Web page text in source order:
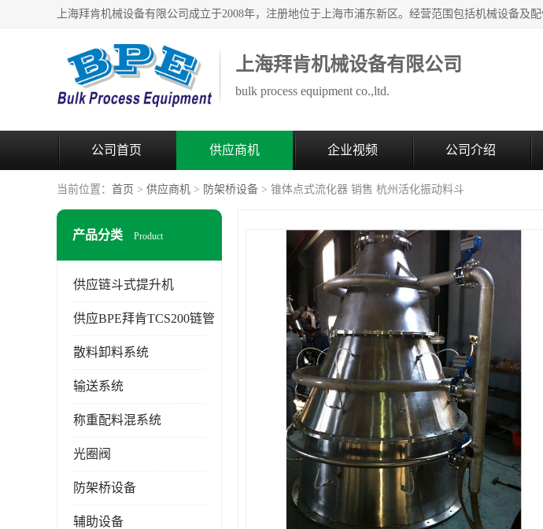
上海拜肯机械设备有限公司
bulk process equipment co.,ltd.
公司首页 供应商机 企业视频 公司介绍
当前位置： 首页 > 供应商机 > 防架桥设备 > 锥体点式流化器 销售 杭州活化振动料斗
产品分类 Product
供应链斗式提升机
供应BPE拜肯TCS200链管
散料卸料系统
输送系统
称重配料混系统
光圈阀
防架桥设备
辅助设备